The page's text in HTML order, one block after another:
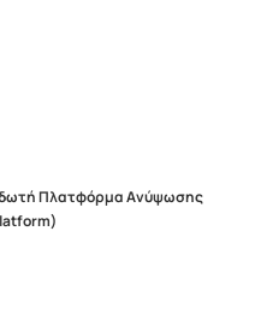
Πλατφόρμα Ανύψωσης